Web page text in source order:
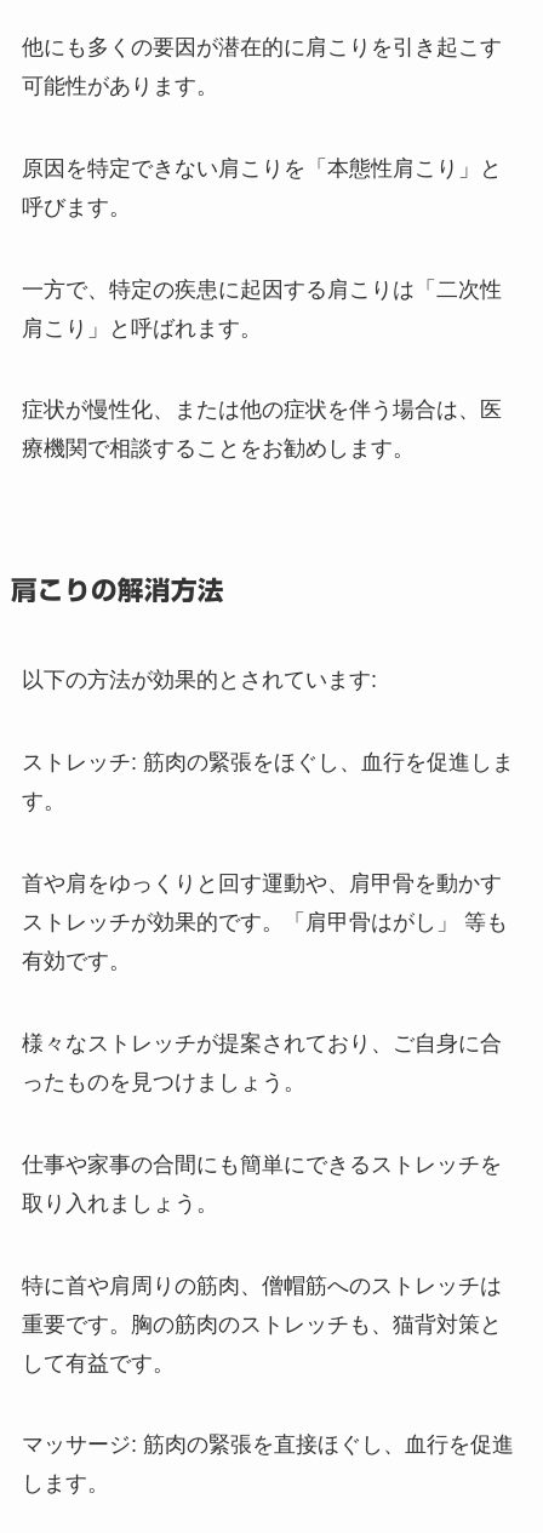
他にも多くの要因が潜在的に肩こりを引き起こす
可能性があります。
原因を特定できない肩こりを「本態性肩こり」と
呼びます。
一方で、特定の疾患に起因する肩こりは「二次性
肩こり」と呼ばれます。
症状が慢性化、または他の症状を伴う場合は、医
療機関で相談することをお勧めします。
肩こりの解消方法
以下の方法が効果的とされています:
ストレッチ: 筋肉の緊張をほぐし、血行を促進しま
す。
首や肩をゆっくりと回す運動や、肩甲骨を動かす
ストレッチが効果的です。「肩甲骨はがし」 等も
有効です。
様々なストレッチが提案されており、ご自身に合
ったものを見つけましょう。
仕事や家事の合間にも簡単にできるストレッチを
取り入れましょう。
特に首や肩周りの筋肉、僧帽筋へのストレッチは
重要です。胸の筋肉のストレッチも、猫背対策と
して有益です。
マッサージ: 筋肉の緊張を直接ほぐし、血行を促進
します。